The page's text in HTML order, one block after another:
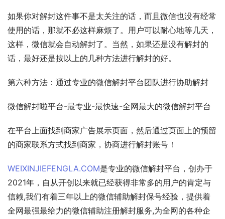
如果你对解封这件事不是太关注的话，而且微信也没有经常
使用的话，那就不必这样麻烦了。用户可以耐心地等几天，
这样，微信就会自动解封了。当然，如果还是没有解封的
话，最好还是按以上的几种方法进行解封的好。
第六种方法：通过专业的微信解封平台团队进行协助解封
微信解封啦平台-最专业-最快速-全网最大的微信解封平台
在平台上面找到商家广告展示页面，然后通过页面上的预留
的商家联系方式找到商家，协商进行解封账号！
WEIXINJIEFENGLA.COM是专业的微信解封平台，创办于
2021年，自从开创以来就已经获得非常多的用户的肯定与
信赖,我们有着三年以上的微信辅助解封保号经验，提供着
全网最强最给力的微信辅助注册解封服务,为全网的各种企